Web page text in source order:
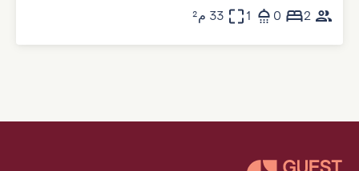
2
0
1 33 م²